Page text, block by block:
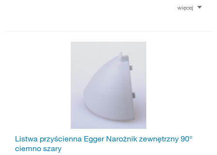
więcej
Listwa przyścienna Egger Narożnik zewnętrzny 90°
ciemno szary